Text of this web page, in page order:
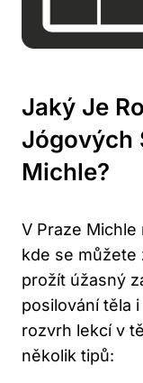
Jaký Je
Jógových
Michle?
V Praze
kde se můžete
prožít úžasný
posilování těla
rozvrh lekcí v
několik tipů: